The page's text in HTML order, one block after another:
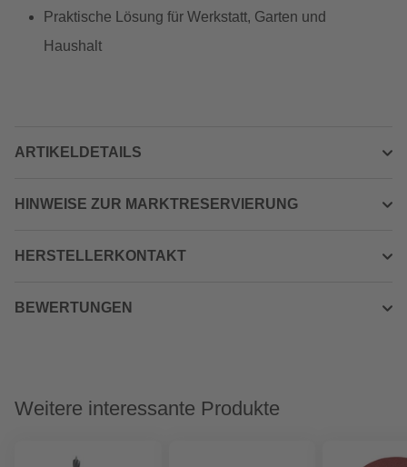
Praktische Lösung für Werkstatt, Garten und
Haushalt
ARTIKELDETAILS
HINWEISE ZUR MARKTRESERVIERUNG
HERSTELLERKONTAKT
BEWERTUNGEN
Weitere interessante Produkte